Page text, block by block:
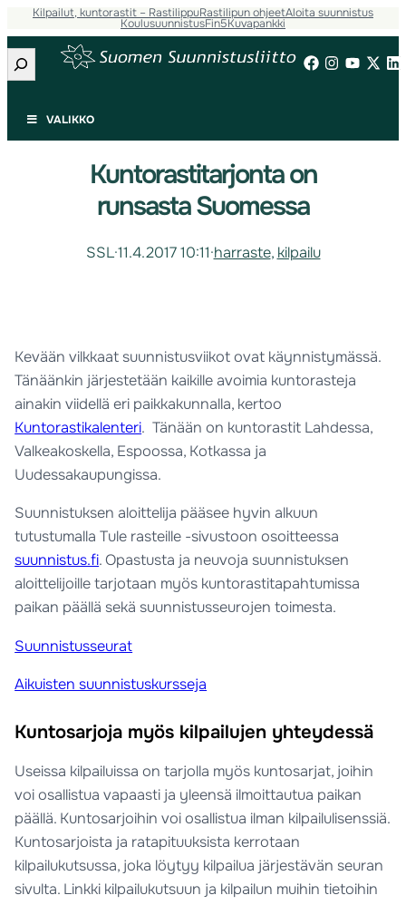
Kilpailut, kuntorastit – RastilippuRastilipun ohjeetAloita suunnistus
KoulusuunnistusFin5Kuvapankki
Etsi
VALIKKO
Kuntorastitarjonta on
runsasta Suomessa
SSL·11.4.2017 10:11·harraste, kilpailu
Kevään vilkkaat suunnistusviikot ovat käynnistymässä.
Tänäänkin järjestetään kaikille avoimia kuntorasteja
ainakin viidellä eri paikkakunnalla, kertoo
Kuntorastikalenteri. Tänään on kuntorastit Lahdessa,
Valkeakoskella, Espoossa, Kotkassa ja
Uudessakaupungissa.
Suunnistuksen aloittelija pääsee hyvin alkuun
tutustumalla Tule rasteille -sivustoon osoitteessa
suunnistus.fi. Opastusta ja neuvoja suunnistuksen
aloittelijoille tarjotaan myös kuntorastitapahtumissa
paikan päällä sekä suunnistusseurojen toimesta.
Suunnistusseurat
Aikuisten suunnistuskursseja
Kuntosarjoja myös kilpailujen yhteydessä
Useissa kilpailuissa on tarjolla myös kuntosarjat, joihin
voi osallistua vapaasti ja yleensä ilmoittautua paikan
päällä. Kuntosarjoihin voi osallistua ilman kilpailulisenssiä.
Kuntosarjoista ja ratapituuksista kerrotaan
kilpailukutsussa, joka löytyy kilpailua järjestävän seuran
sivulta. Linkki kilpailukutsuun ja kilpailun muihin tietoihin